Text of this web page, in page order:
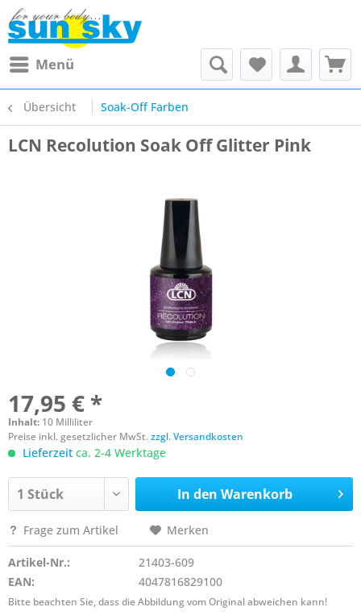
Menü
Übersicht Soak-Off Farben
LCN Recolution Soak Off Glitter Pink
17,95 € *
Inhalt: 10 Milliliter
Preise inkl. gesetzlicher MwSt.zzgl. Versandkosten
Lieferzeit ca. 2-4 Werktage
In den Warenkorb
Frage zum Artikel Merken
Artikel-Nr.:
21403-609
EAN:
4047816829100
Bitte beachten Sie, dass die Abbildung vom Original abweichen kann!